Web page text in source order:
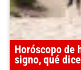
Horóscopo de
signo, qué